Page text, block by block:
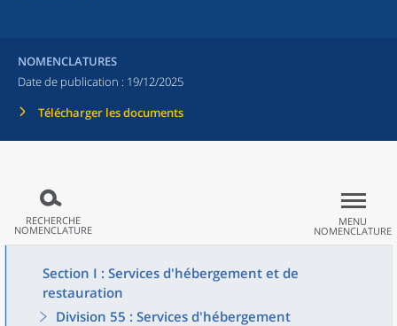
NOMENCLATURES
Date de publication : 19/12/2025
Télécharger les documents
RECHERCHE
NOMENCLATURE
MENU
NOMENCLATURE
Section I : Services d'hébergement et de
restauration
Division 55 : Services d'hébergement